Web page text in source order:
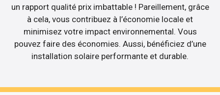
un rapport qualité prix imbattable ! Pareillement, grâce
à cela, vous contribuez à l’économie locale et
minimisez votre impact environnemental. Vous
pouvez faire des économies. Aussi, bénéficiez d’une
installation solaire performante et durable.